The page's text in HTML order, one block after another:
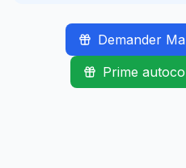
Demander
Prime